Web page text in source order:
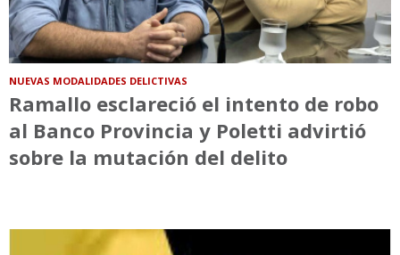
NUEVAS MODALIDADES DELICTIVAS
Ramallo esclareció el intento de robo
al Banco Provincia y Poletti advirtió
sobre la mutación del delito